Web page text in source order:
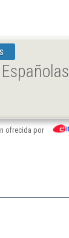
ofrecida por